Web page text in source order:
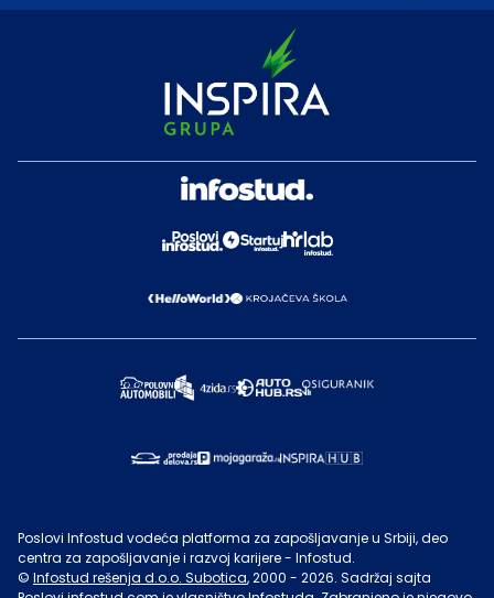
Poslovi Infostud vodeća platforma za zapošljavanje u Srbiji, deo
centra za zapošljavanje i razvoj karijere - Infostud.
© Infostud rešenja d.o.o. Subotica, 2000 - 2026. Sadržaj sajta